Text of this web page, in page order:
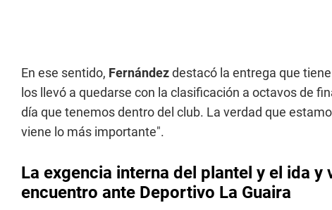
En ese sentido, Fernándezdestacó la entrega que
los llevó a quedarse con la clasificación a octavos de
día que tenemos dentro del club. La verdad que
viene lo más importante".
La exgencia interna del plantel y el ida y
encuentro ante Deportivo La Guaira